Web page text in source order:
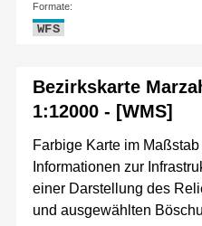
Formate:
WFS
Bezirkskarte
1:12000 - [WMS]
Farbige Karte im
Informationen zur
einer Darstellung des
und ausgewählten